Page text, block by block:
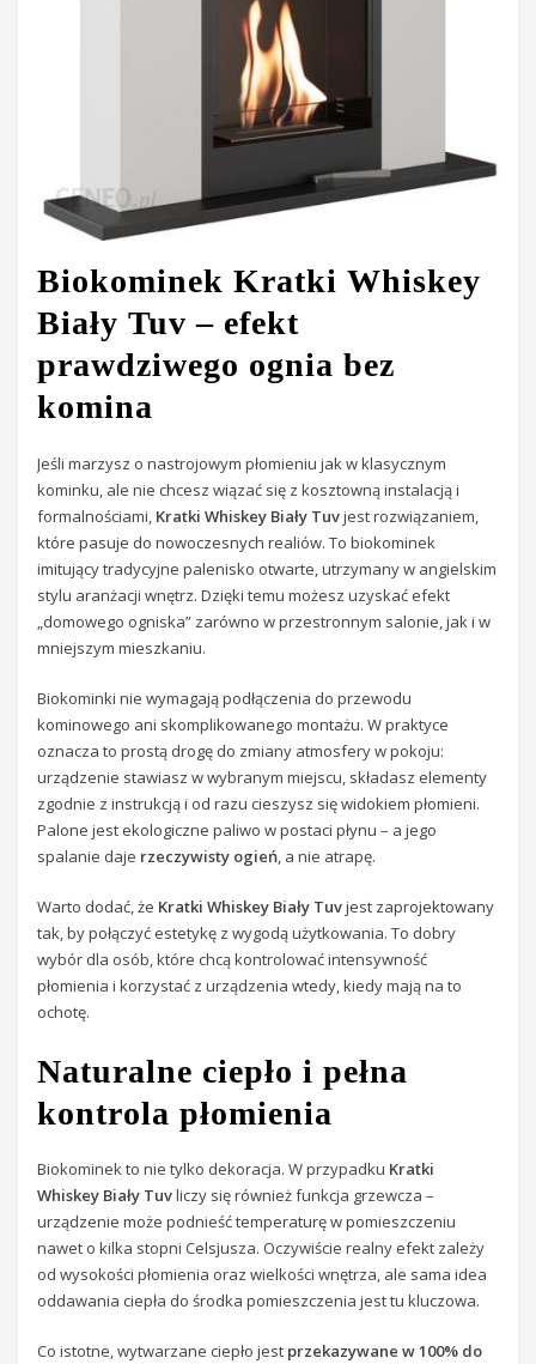
Biokominek Kratki Whiskey
Biały Tuv – efekt
prawdziwego ognia bez
komina
Jeśli marzysz o nastrojowym płomieniu jak w klasycznym
kominku, ale nie chcesz wiązać się z kosztowną instalacją i
formalnościami, Kratki Whiskey Biały Tuvjest rozwiązaniem,
które pasuje do nowoczesnych realiów. To biokominek
imitujący tradycyjne palenisko otwarte, utrzymany w angielskim
stylu aranżacji wnętrz. Dzięki temu możesz uzyskać efekt
„domowego ogniska” zarówno w przestronnym salonie, jak i w
mniejszym mieszkaniu.
Biokominki nie wymagają podłączenia do przewodu
kominowego ani skomplikowanego montażu. W praktyce
oznacza to prostą drogę do zmiany atmosfery w pokoju:
urządzenie stawiasz w wybranym miejscu, składasz elementy
zgodnie z instrukcją i od razu cieszysz się widokiem płomieni.
Palone jest ekologiczne paliwo w postaci płynu – a jego
spalanie daje rzeczywisty ogień, a nie atrapę.
Warto dodać, że Kratki Whiskey Biały Tuvjest zaprojektowany
tak, by połączyć estetykę z wygodą użytkowania. To dobry
wybór dla osób, które chcą kontrolować intensywność
płomienia i korzystać z urządzenia wtedy, kiedy mają na to
ochotę.
Naturalne ciepło i pełna
kontrola płomienia
Biokominek to nie tylko dekoracja. W przypadku Kratki
Whiskey Biały Tuvliczy się również funkcja grzewcza –
urządzenie może podnieść temperaturę w pomieszczeniu
nawet o kilka stopni Celsjusza. Oczywiście realny efekt zależy
od wysokości płomienia oraz wielkości wnętrza, ale sama idea
oddawania ciepła do środka pomieszczenia jest tu kluczowa.
Co istotne, wytwarzane ciepło jest przekazywane w 100% do